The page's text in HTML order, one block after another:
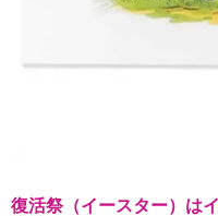
復活祭（イースター）は